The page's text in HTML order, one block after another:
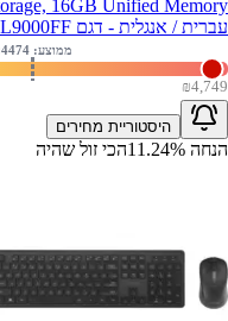
עברית / אנגלית - דגם MDHH4HB/A / Z1L9000FF
₪4,749
ממוצע: ₪4474
היסטוריית מחירים
הנחה 11.24% הכי זול שהיה